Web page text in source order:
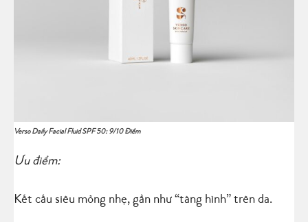
Verso Daily Facial Fluid SPF 50: 9/10 Điểm
Ưu điểm:
Kết cấu siêu mỏng nhẹ, gần như “tàng hình” trên da.